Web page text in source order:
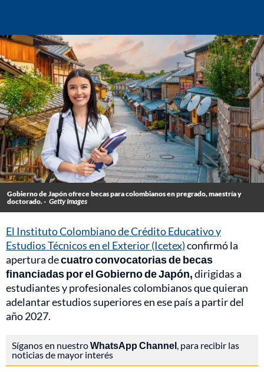
Gobierno de Japón ofrece becas para colombianos en pregrado, maestría y
doctorado. - Getty Images
El Instituto Colombiano de Crédito Educativo y
Estudios Técnicos en el Exterior (Icetex)confirmó la
apertura decuatro convocatorias de becas
financiadas por el Gobierno de Japón,dirigidas a
estudiantes y profesionales colombianos que quieran
adelantar estudios superiores en ese país a partir del
año 2027.
Síganos en nuestroWhatsApp Channel, para recibir las
noticias de mayor interés